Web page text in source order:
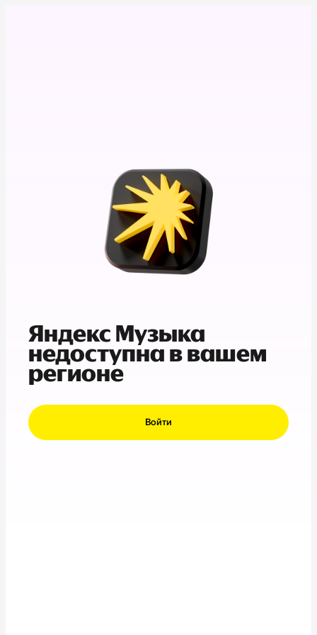
Яндекс Музыка
недоступна в вашем
регионе
Войти